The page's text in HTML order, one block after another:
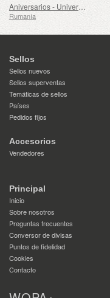
Aniversarios - Universidad de Medicina, Farmacia, Ciencia y Tecnología George Emil Palade de Targu Mures
Rumanía
Sellos
Sellos nuevos
Sellos superventas
Temáticas de sellos
Países
Pedidos fijos
Accesorios
Vendedores
Principal
Inicio
Sobre nosotros
Preguntas frecuentes
Conversor de divisas
Puntos de fidelidad
Cookies
Contacto